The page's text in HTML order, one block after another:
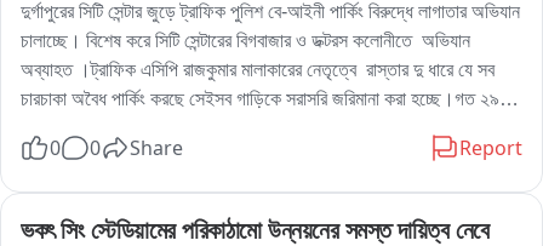
দুর্গাপুরের সিটি সেন্টার জুড়ে ট্রাফিক পুলিশ বে-আইনী পার্কিং বিরুদ্ধে লাগাতার অভিযান
চালাচ্ছে। বিশেষ করে সিটি সেন্টারের বিগবাজার ও ডক্টরস কলোনীতে  অভিযান
অব্যাহত ।ট্রাফিক এসিপি রাজকুমার মালাকারের নেতৃত্বে  রাস্তার দু ধারে যে সব
চারচাকা অবৈধ পার্কিং করছে সেইসব গাড়িকে সরাসরি জরিমানা করা হচ্ছে।গত ২৯
লাগাতার অভিযান চালানো হবে। ইতিমধ্যে ১৩ টি জায়গায় এডিডিএর পক্ষ থেকে
0 0 Share Report
ভকৎ সিং স্টেডিয়ামের পরিকাঠামো উন্নয়নের সমস্ত দায়িত্ব নেবে